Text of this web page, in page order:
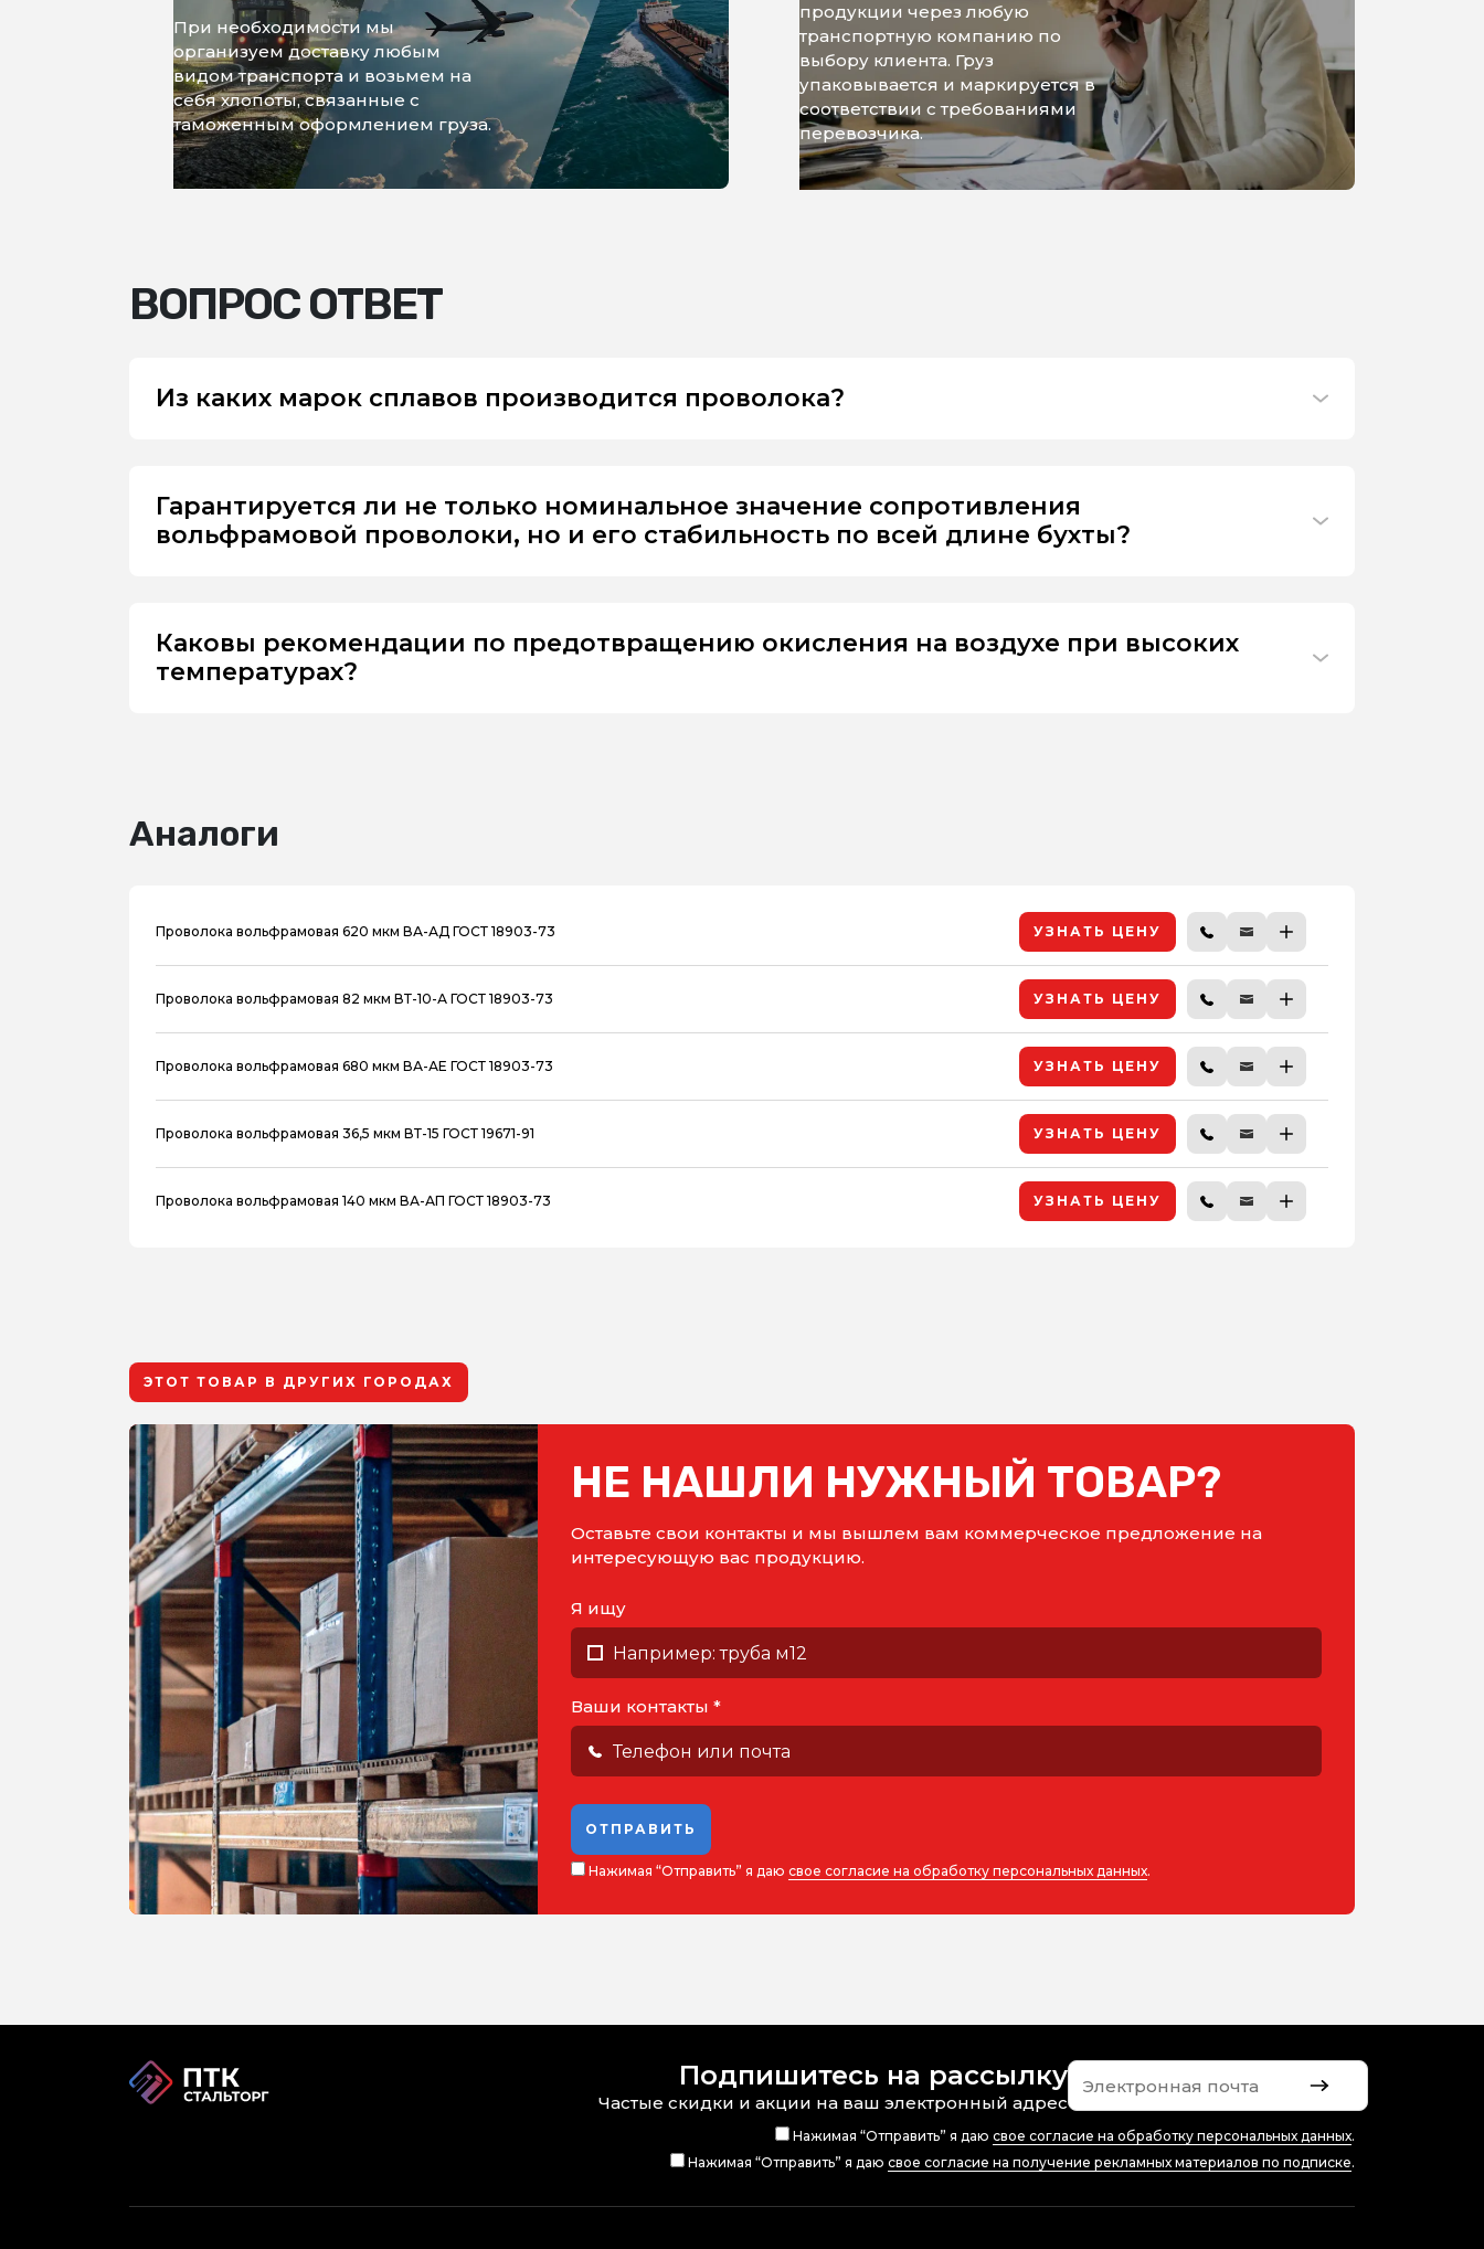
При необходимости мы
организуем доставку любым
видом транспорта и возьмем на
себя хлопоты, связанные с
таможенным оформлением груза.
продукции через любую
транспортную компанию по
выбору клиента. Груз
упаковывается и маркируется в
соответствии с требованиями
перевозчика.
ВОПРОС ОТВЕТ
Из каких марок сплавов производится проволока?
Гарантируется ли не только номинальное значение сопротивления
вольфрамовой проволоки, но и его стабильность по всей длине бухты?
Каковы рекомендации по предотвращению окисления на воздухе при высоких
температурах?
Аналоги
Проволока вольфрамовая 620 мкм ВА-АД ГОСТ 18903-73 УЗНАТЬ ЦЕНУ
Проволока вольфрамовая 82 мкм ВТ-10-А ГОСТ 18903-73 УЗНАТЬ ЦЕНУ
Проволока вольфрамовая 680 мкм ВА-АЕ ГОСТ 18903-73 УЗНАТЬ ЦЕНУ
Проволока вольфрамовая 36,5 мкм ВТ-15 ГОСТ 19671-91 УЗНАТЬ ЦЕНУ
Проволока вольфрамовая 140 мкм ВА-АП ГОСТ 18903-73 УЗНАТЬ ЦЕНУ
ЭТОТ ТОВАР В ДРУГИХ ГОРОДАХ
НЕ НАШЛИ НУЖНЫЙ ТОВАР?
Оставьте свои контакты и мы вышлем вам коммерческое предложение на
интересующую вас продукцию.
Я ищу
Ваши контакты *
ОТПРАВИТЬ
Нажимая “Отправить” я даю свое согласие на обработку персональных данных.
Подпишитесь на рассылку
Частые скидки и акции на ваш электронный адрес
Нажимая “Отправить” я даю свое согласие на обработку персональных данных.
Нажимая “Отправить” я даю свое согласие на получение рекламных материалов по подписке.